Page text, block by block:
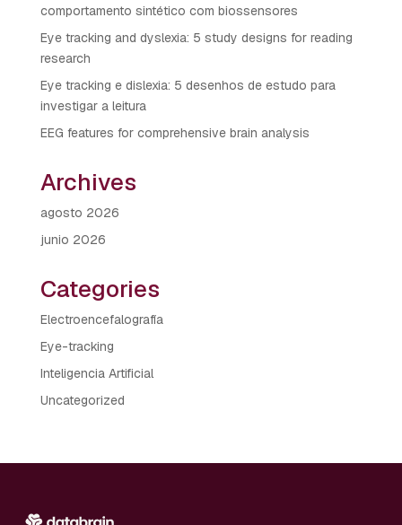
comportamento sintético com biossensores
Eye tracking and dyslexia: 5 study designs for reading
research
Eye tracking e dislexia: 5 desenhos de estudo para
investigar a leitura
EEG features for comprehensive brain analysis
Archives
agosto 2026
junio 2026
Categories
Electroencefalografía
Eye-tracking
Inteligencia Artificial
Uncategorized